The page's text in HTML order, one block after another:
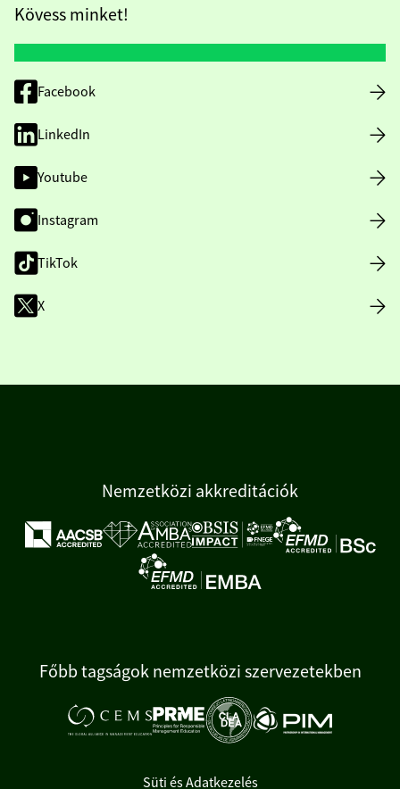
Kövess minket!
Facebook
LinkedIn
Youtube
Instagram
TikTok
X
Nemzetközi akkreditációk
Főbb tagságok nemzetközi szervezetekben
Süti és Adatkezelés